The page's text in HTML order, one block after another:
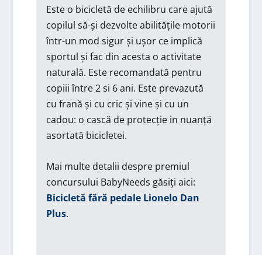
Este o bicicletă de echilibru care ajută
copilul să-și dezvolte abilitățile motorii
într-un mod sigur și ușor ce implică
sportul și fac din acesta o activitate
naturală. Este recomandată pentru
copiii între 2 si 6 ani. Este prevazută
cu frană și cu cric și vine și cu un
cadou: o cască de protecție in nuanță
asortată bicicletei.
Mai multe detalii despre premiul
concursului BabyNeeds găsiți aici:
Bicicletă fără pedale Lionelo Dan
Plus.